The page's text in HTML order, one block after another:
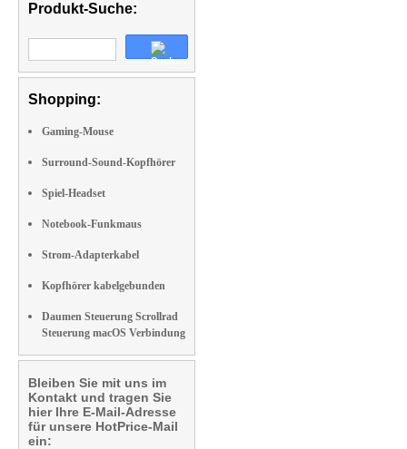
Produkt-Suche:
Shopping:
Gaming-Mouse
Surround-Sound-Kopfhörer
Spiel-Headset
Notebook-Funkmaus
Strom-Adapterkabel
Kopfhörer kabelgebunden
Daumen Steuerung Scrollrad
Steuerung macOS Verbindung
Bleiben Sie mit uns im
Kontakt und tragen Sie
hier Ihre E-Mail-Adresse
für unsere HotPrice-Mail
ein: